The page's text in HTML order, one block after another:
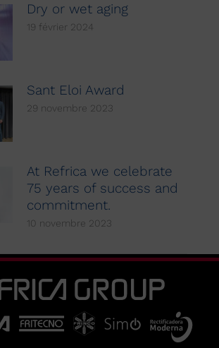
Dry or wet aging
19 février 2024
Sant Eloi Award
29 novembre 2023
At Refrica we celebrate
75 years of success and
commitment.
10 novembre 2023